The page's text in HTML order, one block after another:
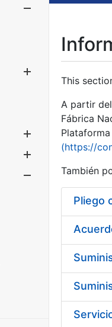
Show/
Show/
Show/
This
A partir
Fábrica
(https://
También
Pliego